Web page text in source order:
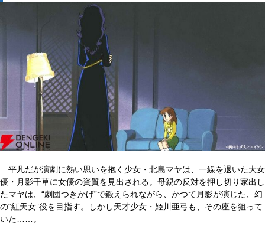
平凡だが演劇に熱い思いを抱く少女・北島マヤは、一線を退いた大女
優・月影千草に女優の資質を見出される。母親の反対を押し切り家出し
たマヤは、“劇団つきかげ”で鍛えられながら、かつて月影が演じた、幻
の“紅天女”役を目指す。しかし天才少女・姫川亜弓も、その座を狙って
いた……。